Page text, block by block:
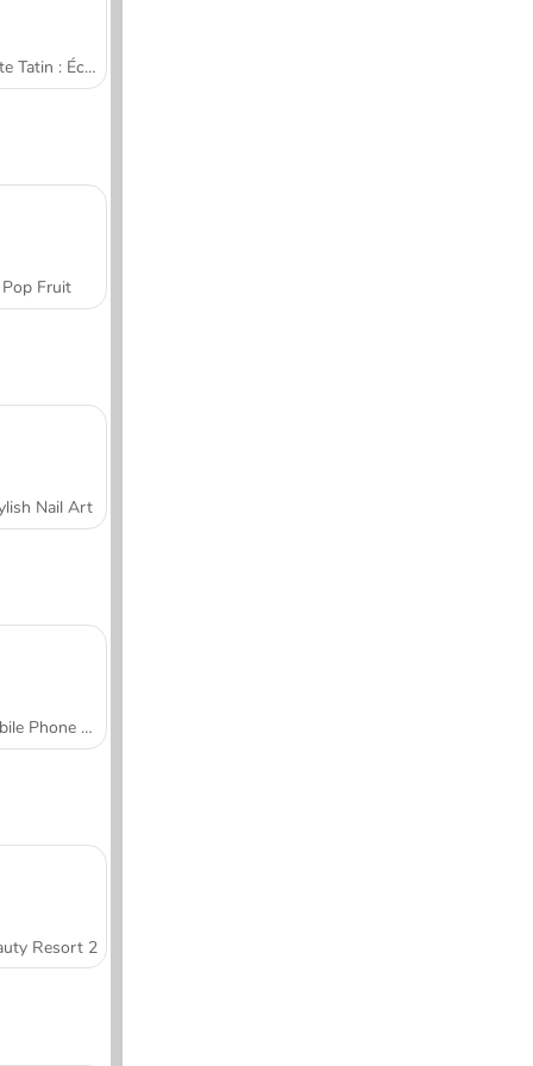
Tarte Tatin : École de cuisine de Sara
Pop Fruit
Nail Art
Mobile Phone Case Design & DIY
Resort 2